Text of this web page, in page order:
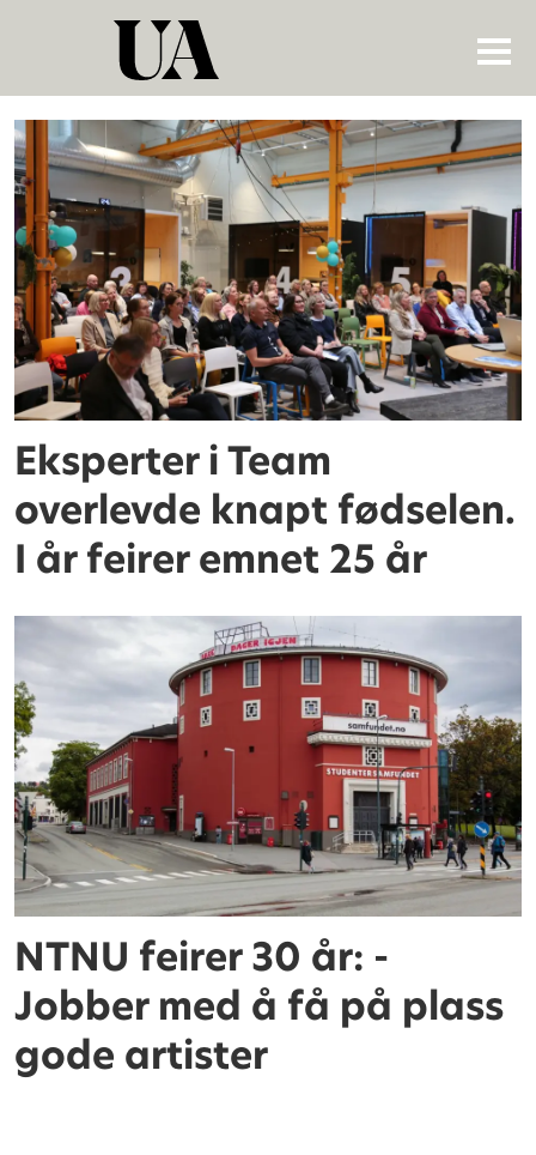
Tag:
jubileumsfeiring
Eksperter i Team
overlevde knapt fødselen.
I år feirer emnet 25 år
NTNU feirer 30 år: -
Jobber med å få på plass
gode artister